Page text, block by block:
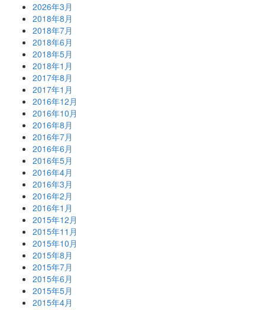
2026年3月
2018年8月
2018年7月
2018年6月
2018年5月
2018年1月
2017年8月
2017年1月
2016年12月
2016年10月
2016年8月
2016年7月
2016年6月
2016年5月
2016年4月
2016年3月
2016年2月
2016年1月
2015年12月
2015年11月
2015年10月
2015年8月
2015年7月
2015年6月
2015年5月
2015年4月